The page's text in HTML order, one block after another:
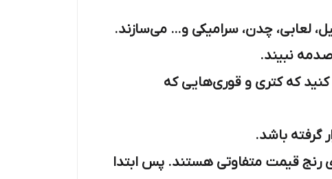
لعابی، چدن، سرامیکی و… می‌سازند.
نبیند.
که کتری و قوری‌هایی که
گرفته باشد.
رنج قیمت متفاوتی هستند. پس ابتدا